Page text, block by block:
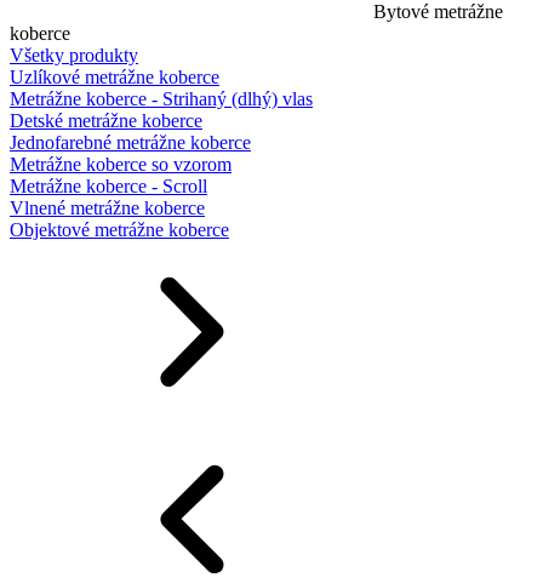
Bytové metrážne
koberce
Všetky produkty
Uzlíkové metrážne koberce
Metrážne koberce - Strihaný (dlhý) vlas
Detské metrážne koberce
Jednofarebné metrážne koberce
Metrážne koberce so vzorom
Metrážne koberce - Scroll
Vlnené metrážne koberce
Objektové metrážne koberce